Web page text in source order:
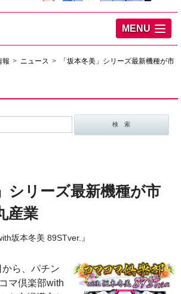
MENU
報 ニュース
「坂本冬美」シリーズ最新機種が市
シリーズ最新機種が市
産業
坂本冬美 89STver.』
ら、パチン
マ倶楽部with